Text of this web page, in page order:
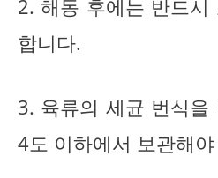
2. 해동 후에는 반드시
합니다.
3. 육류의 세균 번식을
4도 이하에서 보관해